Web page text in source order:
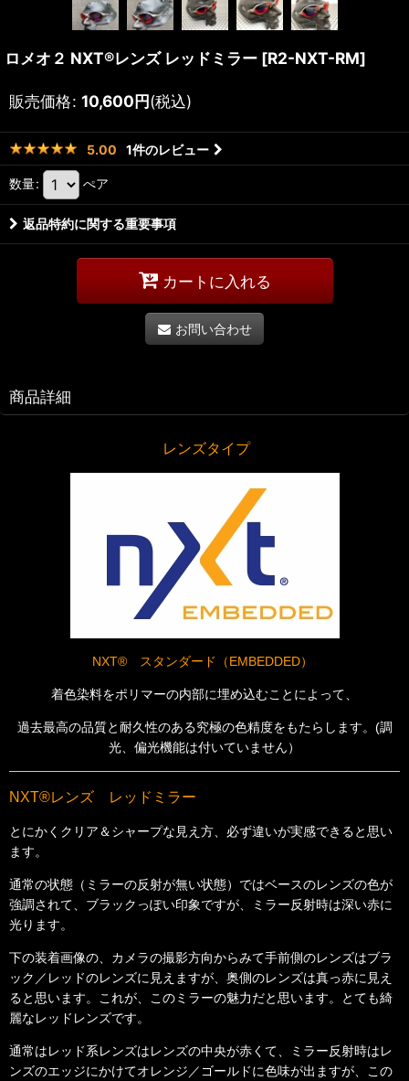
ロメオ２ NXT®レンズ レッドミラー [R2-NXT-RM]
販売価格: 10,600円(税込)
5.00 1件のレビュー
数量: ぺア
返品特約に関する重要事項
カートに入れる
お問い合わせ
商品詳細
レンズタイプ
NXT® スタンダード（EMBEDDED）
着色染料をポリマーの内部に埋め込むことによって、
過去最高の品質と耐久性のある究極の色精度をもたらします。(調
光、偏光機能は付いていません）
NXT®レンズ レッドミラー
とにかくクリア＆シャープな見え方、必ず違いが実感できると思い
ます。
通常の状態（ミラーの反射が無い状態）ではベースのレンズの色が
強調されて、ブラックっぽい印象ですが、ミラー反射時は深い赤に
光ります。
下の装着画像の、カメラの撮影方向からみて手前側のレンズはブラ
ック／レッドのレンズに見えますが、奥側のレンズは真っ赤に見え
ると思います。これが、このミラーの魅力だと思います。とても綺
麗なレッドレンズです。
通常はレッド系レンズはレンズの中央が赤くて、ミラー反射時はレ
ンズのエッジにかけてオレンジ／ゴールドに色味が出ますが、この